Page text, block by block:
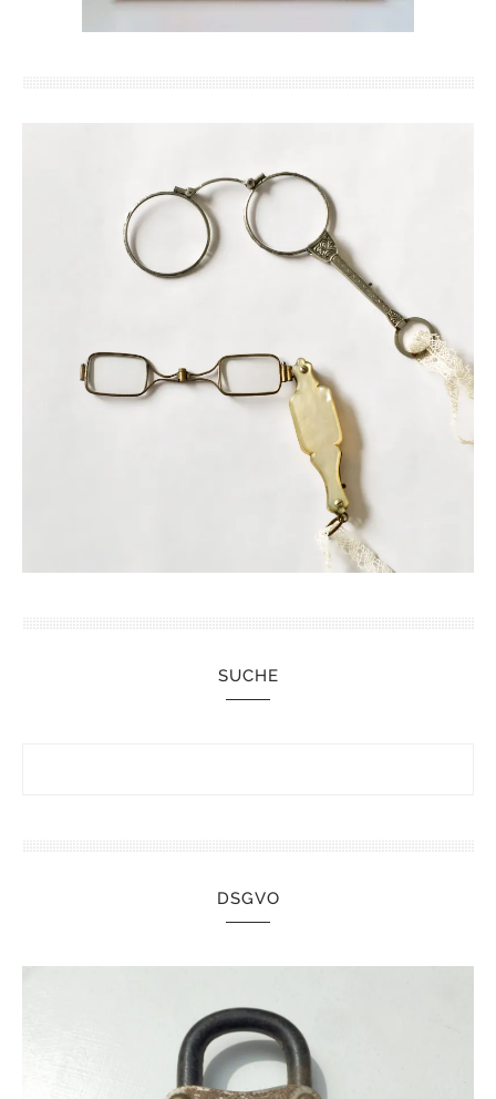
SUCHE
DSGVO